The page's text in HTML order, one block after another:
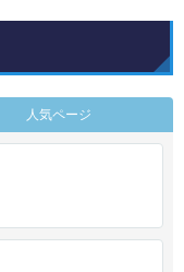
人気ページ